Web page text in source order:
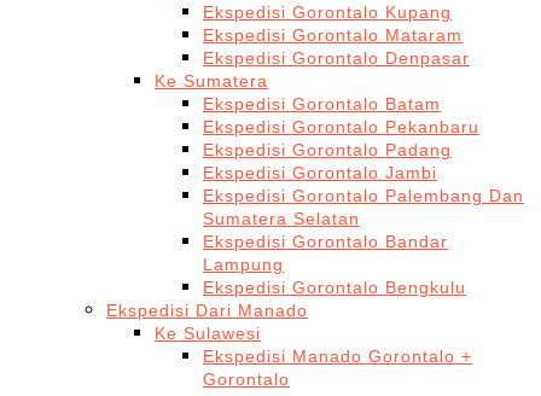
Ekspedisi Gorontalo Kupang
Ekspedisi Gorontalo Mataram
Ekspedisi Gorontalo Denpasar
Ke Sumatera
Ekspedisi Gorontalo Batam
Ekspedisi Gorontalo Pekanbaru
Ekspedisi Gorontalo Padang
Ekspedisi Gorontalo Jambi
Ekspedisi Gorontalo Palembang Dan
Sumatera Selatan
Ekspedisi Gorontalo Bandar
Lampung
Ekspedisi Gorontalo Bengkulu
Ekspedisi Dari Manado
Ke Sulawesi
Ekspedisi Manado Gorontalo +
Gorontalo